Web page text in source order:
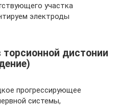
участка
электроды
дистонии
прогрессирующее
системы,